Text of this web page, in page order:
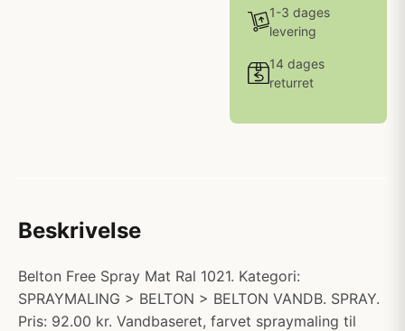
1-3 dages
levering
14 dages
returret
Beskrivelse
Belton Free Spray Mat Ral 1021. Kategori:
SPRAYMALING > BELTON > BELTON VANDB. SPRAY.
Pris: 92.00 kr. Vandbaseret, farvet spraymaling til